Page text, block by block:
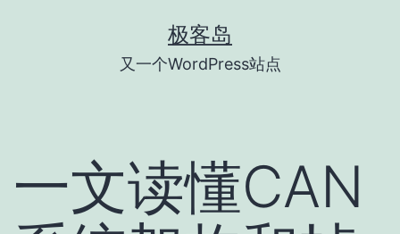
极客岛
又一个WordPress站点
一文读懂CAN